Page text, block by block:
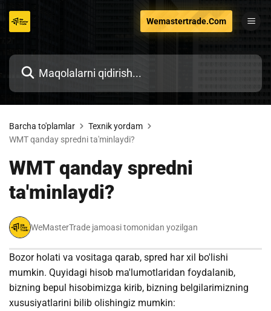
o'tish
Wemastertrade.Com
Barcha to'plamlar
Texnik yordam
WMT qanday spredni ta'minlaydi?
WMT qanday spredni
ta'minlaydi?
WeMasterTrade jamoasi tomonidan yozilgan
Bozor holati va vositaga qarab, spred har xil bo'lishi
mumkin. Quyidagi hisob ma'lumotlaridan foydalanib,
bizning bepul hisobimizga kirib, bizning belgilarimizning
xususiyatlarini bilib olishingiz mumkin: